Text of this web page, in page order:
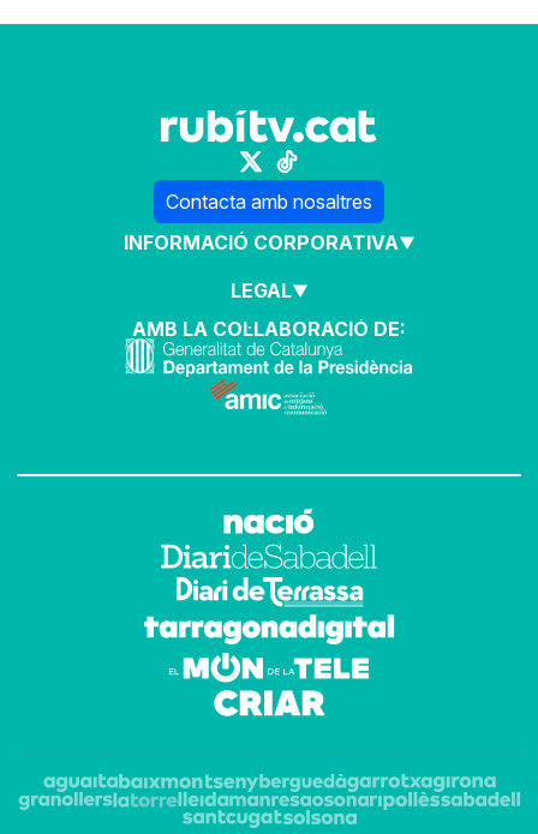
Contacta amb nosaltres
INFORMACIÓ CORPORATIVA
LEGAL
AMB LA COL·LABORACIÓ DE: